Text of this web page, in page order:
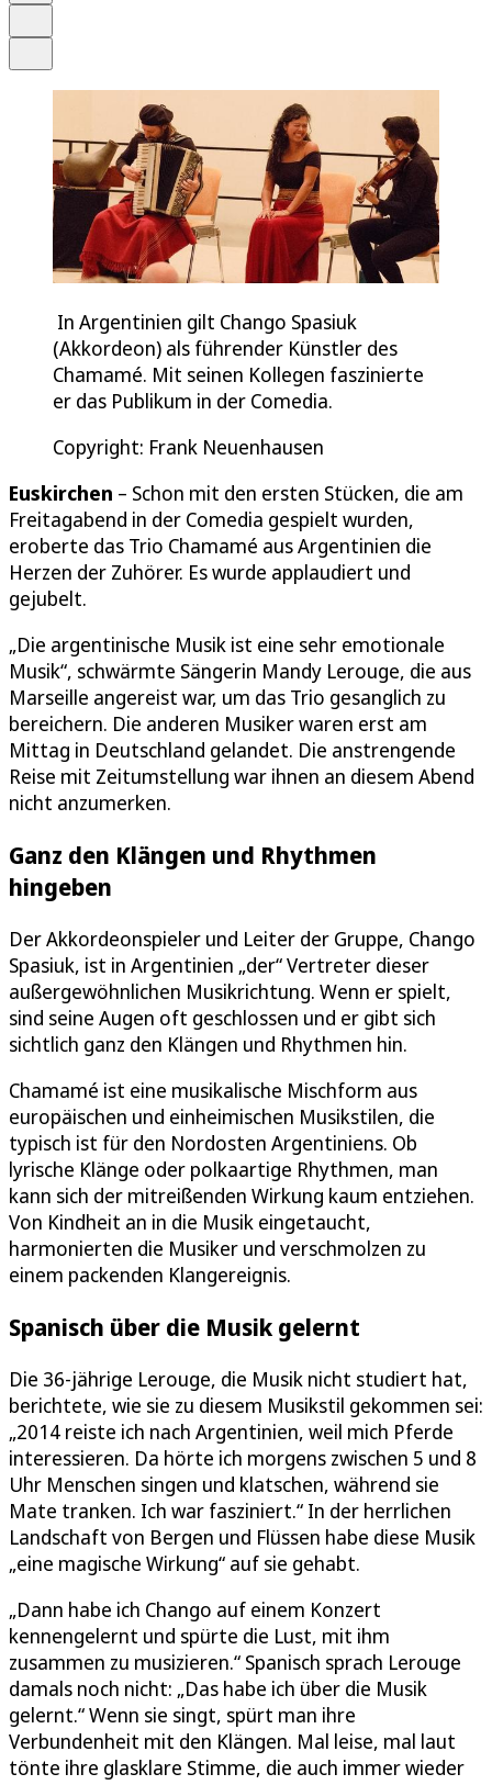
In Argentinien gilt Chango Spasiuk
(Akkordeon) als führender Künstler des
Chamamé. Mit seinen Kollegen faszinierte
er das Publikum in der Comedia.
Copyright: Frank Neuenhausen
Euskirchen – Schon mit den ersten Stücken, die am
Freitagabend in der Comedia gespielt wurden,
eroberte das Trio Chamamé aus Argentinien die
Herzen der Zuhörer. Es wurde applaudiert und
gejubelt.
„Die argentinische Musik ist eine sehr emotionale
Musik“, schwärmte Sängerin Mandy Lerouge, die aus
Marseille angereist war, um das Trio gesanglich zu
bereichern. Die anderen Musiker waren erst am
Mittag in Deutschland gelandet. Die anstrengende
Reise mit Zeitumstellung war ihnen an diesem Abend
nicht anzumerken.
Ganz den Klängen und Rhythmen
hingeben
Der Akkordeonspieler und Leiter der Gruppe, Chango
Spasiuk, ist in Argentinien „der“ Vertreter dieser
außergewöhnlichen Musikrichtung. Wenn er spielt,
sind seine Augen oft geschlossen und er gibt sich
sichtlich ganz den Klängen und Rhythmen hin.
Chamamé ist eine musikalische Mischform aus
europäischen und einheimischen Musikstilen, die
typisch ist für den Nordosten Argentiniens. Ob
lyrische Klänge oder polkaartige Rhythmen, man
kann sich der mitreißenden Wirkung kaum entziehen.
Von Kindheit an in die Musik eingetaucht,
harmonierten die Musiker und verschmolzen zu
einem packenden Klangereignis.
Spanisch über die Musik gelernt
Die 36-jährige Lerouge, die Musik nicht studiert hat,
berichtete, wie sie zu diesem Musikstil gekommen sei:
„2014 reiste ich nach Argentinien, weil mich Pferde
interessieren. Da hörte ich morgens zwischen 5 und 8
Uhr Menschen singen und klatschen, während sie
Mate tranken. Ich war fasziniert.“ In der herrlichen
Landschaft von Bergen und Flüssen habe diese Musik
„eine magische Wirkung“ auf sie gehabt.
„Dann habe ich Chango auf einem Konzert
kennengelernt und spürte die Lust, mit ihm
zusammen zu musizieren.“ Spanisch sprach Lerouge
damals noch nicht: „Das habe ich über die Musik
gelernt.“ Wenn sie singt, spürt man ihre
Verbundenheit mit den Klängen. Mal leise, mal laut
tönte ihre glasklare Stimme, die auch immer wieder